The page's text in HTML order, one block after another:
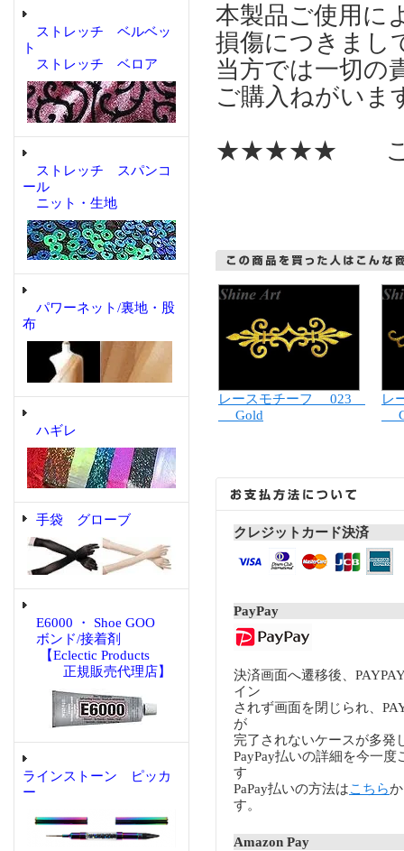
ストレッチ ベルベッ
ト
ストレッチ ベロア
ストレッチ スパンコ
ール
ニット・生地
パワーネット/裏地・股
布
ハギレ
手袋 グローブ
E6000 ・ Shoe GOO
ボンド/接着剤
【Eclectic Products
正規販売代理店】
ラインストーン ピッカ
ー
本製品ご使用に
損傷につきまし
当方では一切の
ご購入ねがいま
★★★★★ こ
レースモチーフ 023
Gold
レ
クレジットカード決済
PayPay
決済画面へ遷移後、
イン
されず画面を閉じられ、
が
完了されないケースが多発
PayPay払いの詳細を今一度
す
PaPay払いの方法はこちら
す。
Amazon Pay